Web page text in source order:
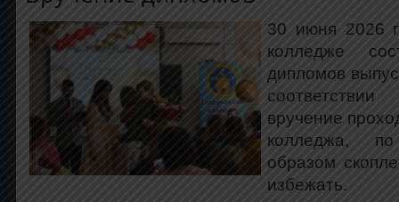
30 июня 2026
колледже
дипломов
вручение
колледжа,
образом
избежать.